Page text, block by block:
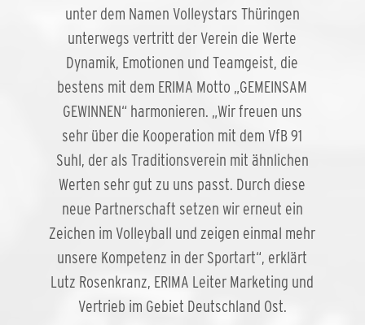
unter dem Namen Volleystars Thüringen
unterwegs vertritt der Verein die Werte
Dynamik, Emotionen und Teamgeist, die
bestens mit dem ERIMA Motto „GEMEINSAM
GEWINNEN“ harmonieren. „Wir freuen uns
sehr über die Kooperation mit dem VfB 91
Suhl, der als Traditionsverein mit ähnlichen
Werten sehr gut zu uns passt. Durch diese
neue Partnerschaft setzen wir erneut ein
Zeichen im Volleyball und zeigen einmal mehr
unsere Kompetenz in der Sportart“, erklärt
Lutz Rosenkranz, ERIMA Leiter Marketing und
Vertrieb im Gebiet Deutschland Ost.